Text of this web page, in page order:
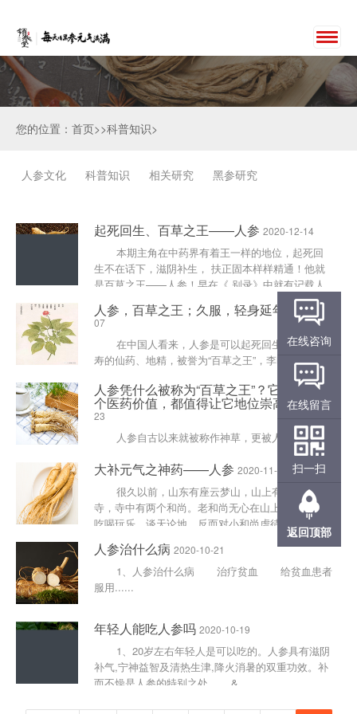
您的位置：首页>>科普知识>
人参文化 科普知识 相关研究 黑参研究
起死回生、百草之王——人参 2020-12-14
本期主角在中药界有着王一样的地位，起死回
生不在话下，滋阴补生， 扶正固本样样精通！他就
是百草之王——人参！早在《 别录》中就有记载人
人参，百草之王；久服，轻身延年
2020-12-
07
在中国人看来，人参是可以起死回生、延年益
寿的仙药、地精，被誉为“百草之王”，李时珍说它根
如人形，有神（即有灵性），谓之神草，野山参更是
难觅的名贵中......
人参凭什么被称为“百草之王”？它的任何一
个医药价值，都值得让它地位崇高
2020-11-
23
人参自古以来就被称作神草，更被人们称作“百
草之王”，它到底有何功效？今天小编和大家一起分
享关于“人参”的医用价值，你就会发现人参担当的
起“百草之王......
大补元气之神药——人参 2020-11-16
很久以前，山东有座云梦山，山上有座云梦
寺，寺中有两个和尚。老和尚无心在山上念佛，下山
吃喝玩乐，谈天论地，反而对小和尚虐待。小徒弟面
人参治什么病 2020-10-21
1、人参治什么病 治疗贫血 给贫血患者
服用......
年轻人能吃人参吗 2020-10-19
1、20岁左右年轻人是可以吃的。人参具有滋阴
补气,宁神益智及清热生津,降火消暑的双重功效。补
而不燥是人参的特别之处。 &......
在线咨询
在线留言
扫一扫
返回顶部